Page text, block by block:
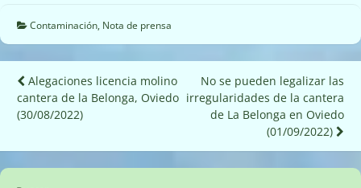
Contaminación, Nota de prensa
Navegación
de
Alegaciones licencia molino
cantera de la Belonga, Oviedo
(30/08/2022)
No se pueden legalizar las
irregularidades de la cantera
de La Belonga en Oviedo
(01/09/2022)